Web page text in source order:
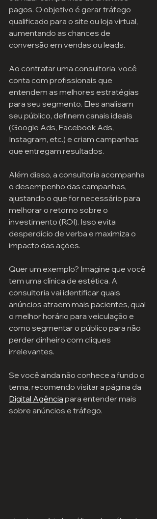
pagos. O objetivo é gerar tráfego
qualificado para o site ou loja virtual,
aumentando as chances de
conversão em vendas ou leads.
Ao contratar uma consultoria, você
conta com profissionais que
entendem as melhores estratégias
para seu segmento. Eles analisam
seu público, definem canais ideais
(Google Ads, Facebook Ads,
Instagram, etc.) e criam campanhas
que entregam resultados.
Além disso, a consultoria acompanha
o desempenho das campanhas,
ajustando o que for necessário para
melhorar o retorno sobre o
investimento (ROI). Isso evita
desperdício de verba e maximiza o
impacto das ações.
Quer um exemplo? Imagine que você
tem uma clínica de estética. A
consultoria vai identificar quais
anúncios atraem mais pacientes, qual
o melhor horário para veiculação e
como segmentar o público para não
perder dinheiro com cliques
irrelevantes.
Se você ainda não conhece a fundo o
tema, recomendo visitar a página da
Digital Agência para entender mais
sobre anúncios e tráfego.